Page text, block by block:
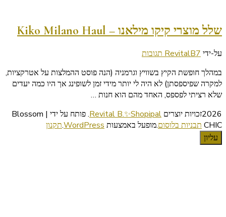
שלל מוצרי קיקו מילאנו – Kiko Milano Haul
על-ידי RevitalB7 תגובות
על
מוצרי
קיקו
מילאנו
Kiko
Milano
במהלך חופשת הקיץ בשוויץ וגרמניה (הנה פוסט ההמלצות על אטרקציות,
למקרה שפיספסתן) לא היה לי יותר מידי זמן לשופינג אך היו כמה יעדים
שלא רציתי לפספס, האחד מהם הוא חנות …
2026זכויות יוצרים
Revital B.✨Shopipal
.
פותח על ידי | Blossom
CHIC תבניות בלוסום.מופעל באמצעות WordPress
.תקנון
עליון